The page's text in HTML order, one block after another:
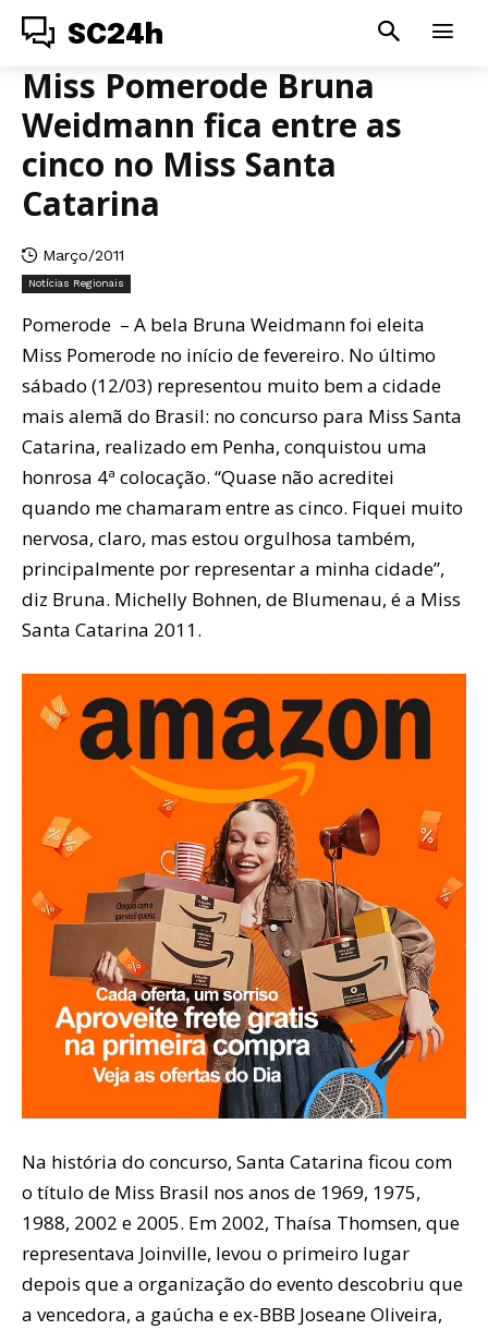
SC24h
Miss Pomerode Bruna
Weidmann fica entre as
cinco no Miss Santa
Catarina
Março/2011
Notícias Regionais
Pomerode – A bela Bruna Weidmann foi eleita
Miss Pomerode no início de fevereiro. No último
sábado (12/03) representou muito bem a cidade
mais alemã do Brasil: no concurso para Miss Santa
Catarina, realizado em Penha, conquistou uma
honrosa 4ª colocação. “Quase não acreditei
quando me chamaram entre as cinco. Fiquei muito
nervosa, claro, mas estou orgulhosa também,
principalmente por representar a minha cidade”,
diz Bruna. Michelly Bohnen, de Blumenau, é a Miss
Santa Catarina 2011.
Na história do concurso, Santa Catarina ficou com
o título de Miss Brasil nos anos de 1969, 1975,
1988, 2002 e 2005. Em 2002, Thaísa Thomsen, que
representava Joinville, levou o primeiro lugar
depois que a organização do evento descobriu que
a vencedora, a gaúcha e ex-BBB Joseane Oliveira,